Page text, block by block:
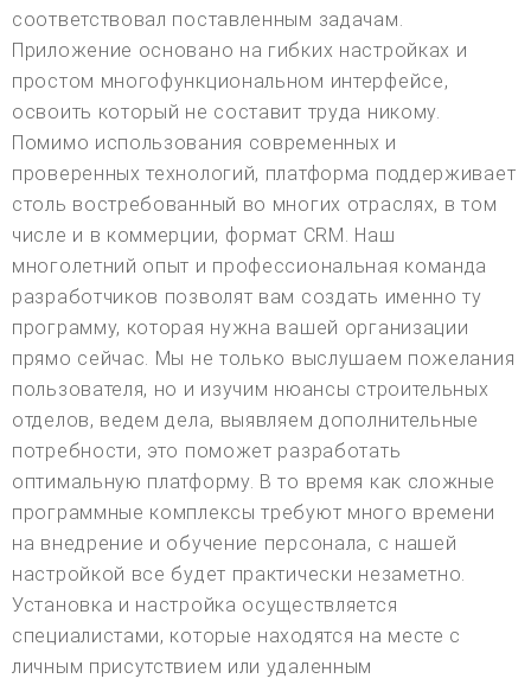
соответствовал поставленным задачам.
Приложение основано на гибких настройках и
простом многофункциональном интерфейсе,
освоить который не составит труда никому.
Помимо использования современных и
проверенных технологий, платформа поддерживает
столь востребованный во многих отраслях, в том
числе и в коммерции, формат CRM. Наш
многолетний опыт и профессиональная команда
разработчиков позволят вам создать именно ту
программу, которая нужна вашей организации
прямо сейчас. Мы не только выслушаем пожелания
пользователя, но и изучим нюансы строительных
отделов, ведем дела, выявляем дополнительные
потребности, это поможет разработать
оптимальную платформу. В то время как сложные
программные комплексы требуют много времени
на внедрение и обучение персонала, с нашей
настройкой все будет практически незаметно.
Установка и настройка осуществляется
специалистами, которые находятся на месте с
личным присутствием или удаленным